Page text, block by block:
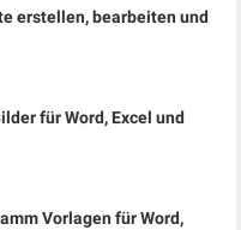
erstellen, bearbeiten und
für Word, Excel und
Vorlagen für Word,